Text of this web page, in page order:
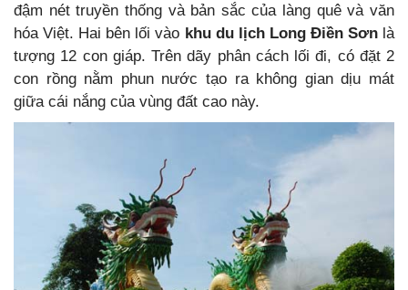
đậm nét truyền thống và bản sắc của làng quê và văn
hóa Việt. Hai bên lối vào khu du lịch Long Điền Sơnlà
tượng 12 con giáp. Trên dãy phân cách lối đi, có đặt 2
con rồng nằm phun nước tạo ra không gian dịu mát
giữa cái nắng của vùng đất cao này.